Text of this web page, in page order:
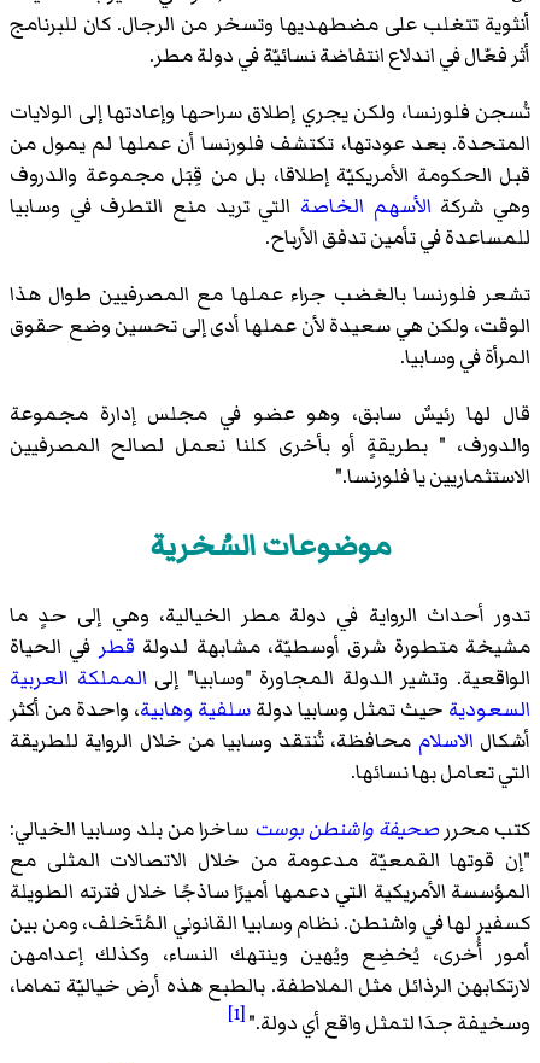
أنثوية تتغلب على مضطهديها وتسخر من الرجال. كان للبرنامج
أثر فعّال في اندلاع انتفاضة نسائيّة في دولة مطر.
تُسجن فلورنسا، ولكن يجري إطلاق سراحها وإعادتها إلى الولايات
المتحدة. بعد عودتها، تكتشف فلورنسا أن عملها لم يمول من
قبل الحكومة الأمريكيّة إطلاقا، بل من قِبَل مجموعة والدروف
وهي شركة الأسهم الخاصة التي تريد منع التطرف في وسابيا
للمساعدة في تأمين تدفق الأرباح.
تشعر فلورنسا بالغضب جراء عملها مع المصرفيين طوال هذا
الوقت، ولكن هي سعيدة لأن عملها أدى إلى تحسين وضع حقوق
المرأة في وسابيا.
قال لها رئيسٌ سابق، وهو عضو في مجلس إدارة مجموعة
والدورف، " بطريقةٍ أو بأخرى كلنا نعمل لصالح المصرفيين
الاستثماريين يا فلورنسا."
موضوعات السُخرية
تدور أحداث الرواية في دولة مطر الخيالية، وهي إلى حدٍ ما
مشيخة متطورة شرق أوسطيّة، مشابهة لدولة قطر في الحياة
الواقعية. وتشير الدولة المجاورة "وسابيا" إلى المملكة العربية
السعودية حيث تمثل وسابيا دولةسلفية وهابية، واحدة من أكثر
أشكال الاسلام محافظة، تُنتقد وسابيا من خلال الرواية للطريقة
التي تعامل بها نسائها.
كتب محررصحيفة واشنطن بوست ساخرا من بلد وسابيا الخيالي:
"إن قوتها القمعيّة مدعومة من خلال الاتصالات المثلى مع
المؤسسة الأمريكية التي دعمها أميرًا ساذجًا خلال فترته الطويلة
كسفير لها في واشنطن. نظام وسابيا القانوني المُتَخلف، ومن بين
أمور أُخرى، يُخضِع ويُهين وينتهك النساء، وكذلك إعدامهن
لارتكابهن الرذائل مثل الملاطفة. بالطبع هذه أرض خياليّة تماما،
وسخيفة جدَا لتمثل واقع أي دولة."[1]